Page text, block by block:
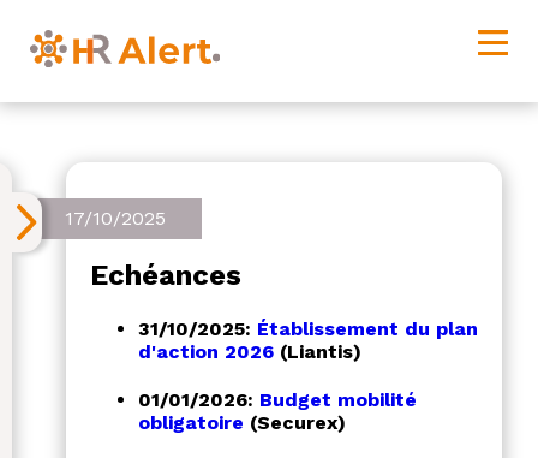
17/10/2025
Echéances
31/10/2025: Établissement du plan
d'action 2026 (Liantis)
01/01/2026: Budget mobilité
obligatoire (Securex)